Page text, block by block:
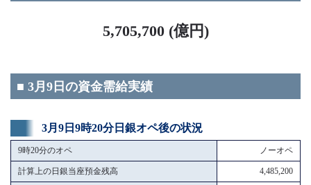
5,705,700 (億円)
■ 3月9日の資金需給実績
3月9日9時20分日銀オペ後の状況
9時20分のオペ ノーオペ
計算上の日銀当座預金残高 4,485,200